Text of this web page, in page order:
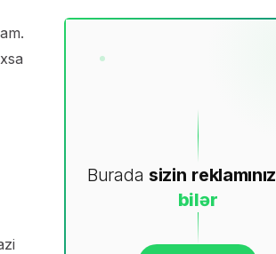
Burada sizin reklamınız
bilər